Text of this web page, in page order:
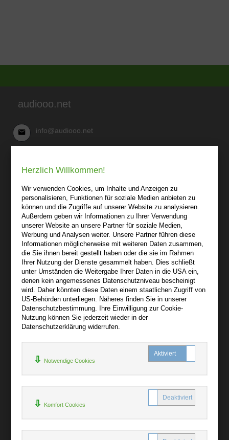
audiooo.net
info@audiooo.net
03 41-25 69 27 20
audiooo.net
Lindenthaler Straße 15
04155 Leipzig
Wir sind gerne für Sie persönlich da.
Über audiooo.net
AGB
Impressum
Widerruf
Datenschutz
Bibliotheksrabatt
MARC21-Datenimport
Herzlich Willkommen!
Wir verwenden Cookies, um Inhalte und Anzeigen zu
personalisieren, Funktionen für soziale Medien anbieten zu
können und die Zugriffe auf unserer Website zu analysieren.
Außerdem geben wir Informationen zu Ihrer Verwendung
unserer Website an unsere Partner für soziale Medien,
Werbung und Analysen weiter. Unsere Partner führen diese
Informationen möglicherweise mit weiteren Daten zusammen,
die Sie ihnen bereit gestellt haben oder die sie im Rahmen
Ihrer Nutzung der Dienste gesammelt haben. Dies schließt
unter Umständen die Weitergabe Ihrer Daten in die USA ein,
denen kein angemessenes Datenschutzniveau bescheinigt
wird. Daher könnten diese Daten einem staatlichen Zugriff von
US-Behörden unterliegen. Näheres finden Sie in unserer
Datenschutzbestimmung. Ihre Einwilligung zur Cookie-
Nutzung können Sie jederzeit wieder in der
Datenschutzerklärung widerrufen.
Notwendige Cookies
Komfort Cookies